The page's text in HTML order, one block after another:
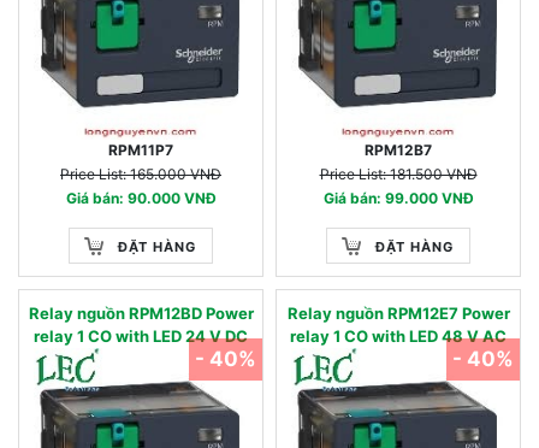
RPM11P7
Price List: 165.000 VNĐ
Giá bán: 90.000 VNĐ
ĐẶT HÀNG
RPM12B7
Price List: 181.500 VNĐ
Giá bán: 99.000 VNĐ
ĐẶT HÀNG
Relay nguồn RPM12BD Power
relay 1 CO with LED 24 V DC
- 40%
Relay nguồn RPM12E7 Power
relay 1 CO with LED 48 V AC
- 40%